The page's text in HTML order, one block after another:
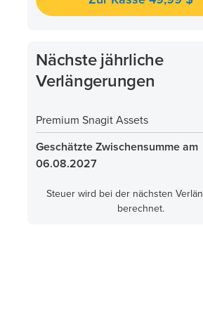
Nächste jährliche
Verlängerungen
Premium Snagit Assets
Geschätzte Zwischensumme am
06.08.2027
Steuer wird bei der nächsten
berechnet.